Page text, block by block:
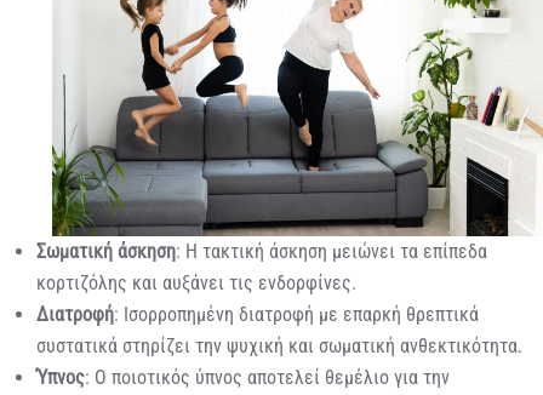
Σωματική άσκηση: Η τακτική άσκηση μειώνει τα επίπεδα
κορτιζόλης και αυξάνει τις ενδορφίνες.
Διατροφή: Ισορροπημένη διατροφή με επαρκή θρεπτικά
συστατικά στηρίζει την ψυχική και σωματική ανθεκτικότητα.
Ύπνος: Ο ποιοτικός ύπνος αποτελεί θεμέλιο για την